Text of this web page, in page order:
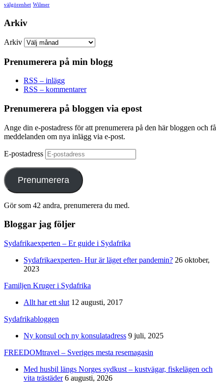
välgörenhet Wilmer
Arkiv
Arkiv
Prenumerera på min blogg
RSS – inlägg
RSS – kommentarer
Prenumerera på bloggen via epost
Ange din e-postadress för att prenumerera på den här bloggen och få
meddelanden om nya inlägg via e-post.
E-postadress
Prenumerera
Gör som 42 andra, prenumerera du med.
Bloggar jag följer
Sydafrikaexperten – Er guide i Sydafrika
Sydafrikaexperten- Hur är läget efter pandemin? 26 oktober,
2023
Familjen Kruger i Sydafrika
Allt har ett slut 12 augusti, 2017
Sydafrikabloggen
Ny konsul och ny konsulatadress 9 juli, 2025
FREEDOMtravel – Sveriges mesta resemagasin
Med husbil längs Norges sydkust – kustvägar, fiskelägen och
vita trästäder 6 augusti, 2026